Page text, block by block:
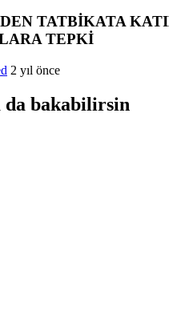
TATBİKATA
TEPKİ
2 yıl önce
da bakabilirsin